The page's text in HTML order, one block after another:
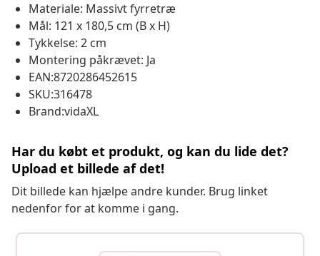
Materiale: Massivt fyrretræ
Mål: 121 x 180,5 cm (B x H)
Tykkelse: 2 cm
Montering påkrævet: Ja
EAN:8720286452615
SKU:316478
Brand:vidaXL
Har du købt et produkt, og kan du lide det?
Upload et billede af det!
Dit billede kan hjælpe andre kunder. Brug linket
nedenfor for at komme i gang.